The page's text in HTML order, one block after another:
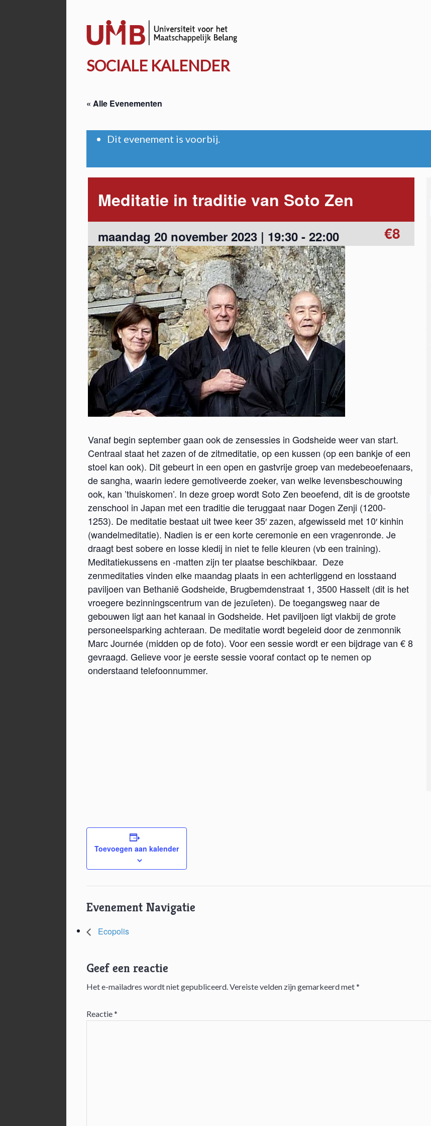
kalender.be
SOCIALE KALENDER
« Alle Evenementen
Dit evenement is voorbij.
Meditatie in traditie van Soto Zen
maandag 20 november 2023 | 19:30 - 22:00 €8
Vanaf begin september gaan ook de zensessies in Godsheide weer van start.
Centraal staat het zazen of de zitmeditatie, op een kussen (op een bankje of een
stoel kan ook). Dit gebeurt in een open en gastvrije groep van medebeoefenaars,
de sangha, waarin iedere gemotiveerde zoeker, van welke levensbeschouwing
ook, kan ’thuiskomen’. In deze groep wordt Soto Zen beoefend, dit is de grootste
zenschool in Japan met een traditie die teruggaat naar Dogen Zenji (1200-
1253). De meditatie bestaat uit twee keer 35′ zazen, afgewisseld met 10′ kinhin
(wandelmeditatie). Nadien is er een korte ceremonie en een vragenronde. Je
draagt best sobere en losse kledij in niet te felle kleuren (vb een training).
Meditatiekussens en -matten zijn ter plaatse beschikbaar. Deze
zenmeditaties vinden elke maandag plaats in een achterliggend en losstaand
paviljoen van Bethanië Godsheide, Brugbemdenstraat 1, 3500 Hasselt (dit is het
vroegere bezinningscentrum van de jezuïeten). De toegangsweg naar de
gebouwen ligt aan het kanaal in Godsheide. Het paviljoen ligt vlakbij de grote
personeelsparking achteraan. De meditatie wordt begeleid door de zenmonnik
Marc Journée (midden op de foto). Voor een sessie wordt er een bijdrage van € 8
gevraagd. Gelieve voor je eerste sessie vooraf contact op te nemen op
onderstaand telefoonnummer.
Toevoegen aan kalender
Evenement Navigatie
Ecopolis
Lees
Interacties
Geef een reactie
Het e-mailadres wordt niet gepubliceerd.Vereiste velden zijn gemarkeerd met*
Reactie*